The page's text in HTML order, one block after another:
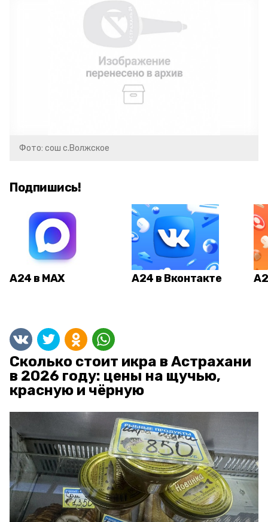
Фото: сош с.Волжское
Подпишись!
А24 в MAX А24 в Вконтакте
Сколько стоит икра в Астрахани
в 2026 году: цены на щучью,
красную и чёрную